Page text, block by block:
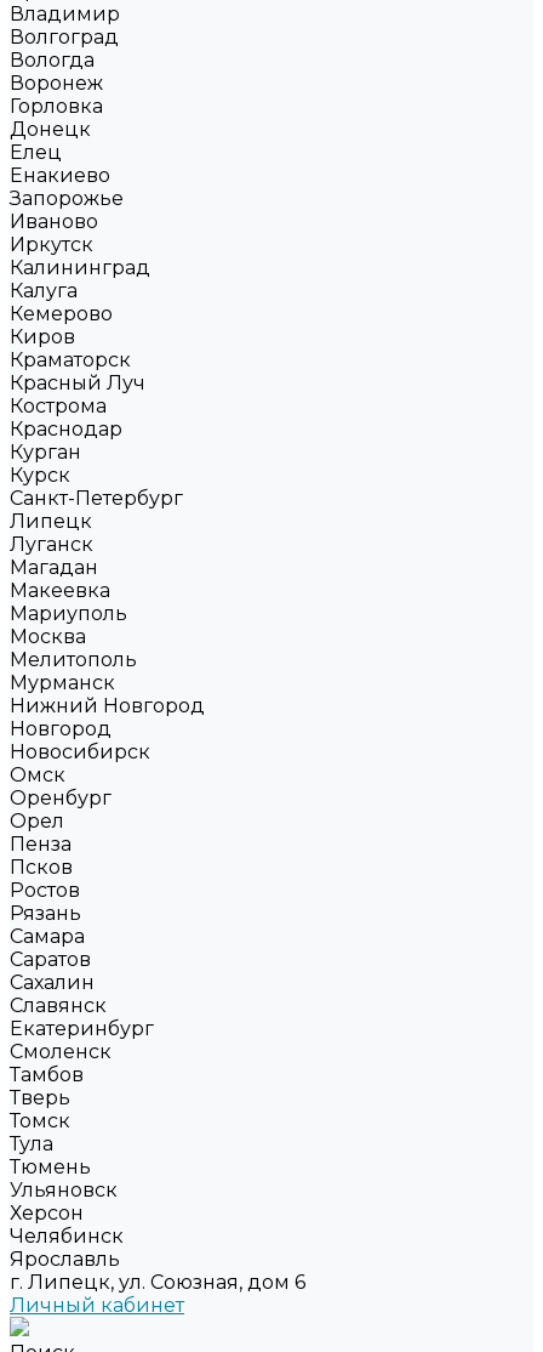
Владимир
Волгоград
Вологда
Воронеж
Горловка
Донецк
Елец
Енакиево
Запорожье
Иваново
Иркутск
Калининград
Калуга
Кемерово
Киров
Краматорск
Красный Луч
Кострома
Краснодар
Курган
Курск
Санкт-Петербург
Липецк
Луганск
Магадан
Макеевка
Мариуполь
Москва
Мелитополь
Мурманск
Нижний Новгород
Новгород
Новосибирск
Омск
Оренбург
Орел
Пенза
Псков
Ростов
Рязань
Самара
Саратов
Сахалин
Славянск
Екатеринбург
Смоленск
Тамбов
Тверь
Томск
Тула
Тюмень
Ульяновск
Херсон
Челябинск
Ярославль
г. Липецк, ул. Союзная, дом 6
Личный кабинет